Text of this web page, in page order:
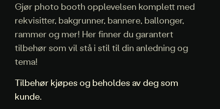
Gjør photo booth opplevelsen komplett med
rekvisitter, bakgrunner, bannere, ballonger,
rammer og mer! Her finner du garantert
tilbehør som vil stå i stil til din anledning og
tema!
Tilbehør kjøpes og beholdes av deg som
kunde.